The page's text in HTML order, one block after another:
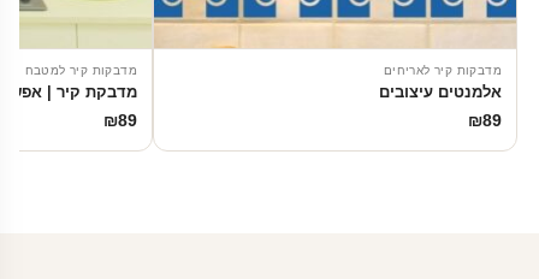
מדבקות קיר לאריחים
אלמנטים עיצובים
₪89
מדבקות קיר למטבח
מדבקת קיר |
₪89